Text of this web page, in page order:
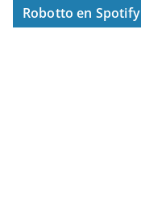
Robotto en Spotify